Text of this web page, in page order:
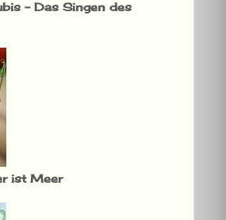
– Das Singen des
ist Meer